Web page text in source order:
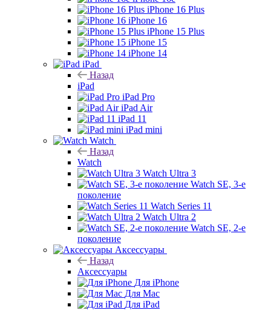
iPhone 16 Plus
iPhone 16
iPhone 15 Plus
iPhone 15
iPhone 14
iPad
Назад
iPad
iPad Pro
iPad Air
iPad 11
iPad mini
Watch
Назад
Watch
Watch Ultra 3
Watch SE, 3-е
поколение
Watch Series 11
Watch Ultra 2
Watch SE, 2-е
поколение
Аксессуары
Назад
Аксессуары
Для iPhone
Для Mac
Для iPad